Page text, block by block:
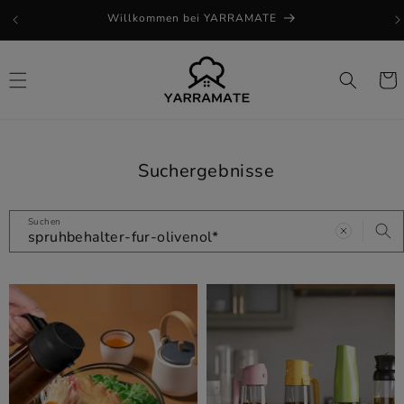
Inhalt
Willkommen bei YARRAMATE
Suchergebnisse
Suchen